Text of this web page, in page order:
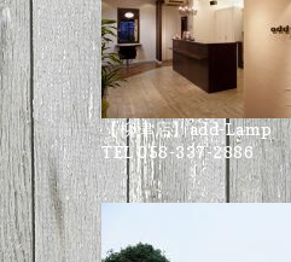
【柳津店】add-Lamp
TEL 058-337-2886